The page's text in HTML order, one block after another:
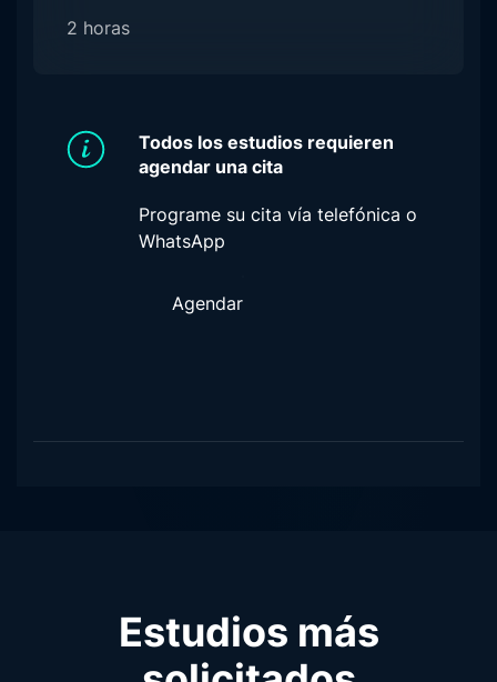
2 horas
Todos los estudios requieren
agendar una cita
Programe su cita vía telefónica o
WhatsApp
Agendar
Estudios más